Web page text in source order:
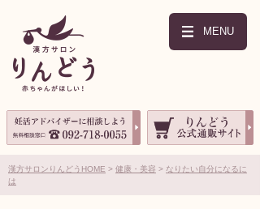
MENU
漢方サロンりんどうHOME 健康・美容
なりたい自分になるに
は